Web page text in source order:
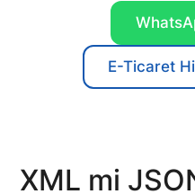
E-Ticaret
XML mi